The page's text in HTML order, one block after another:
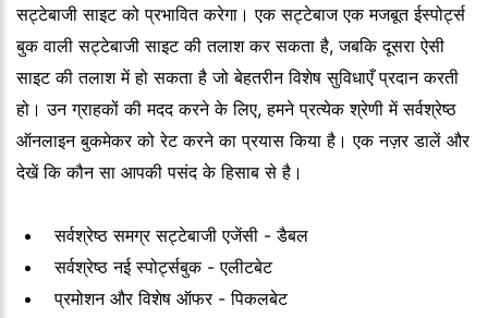
सट्टेबाजी साइट को प्रभावित करेगा। एक सट्टेबाज एक मजबूत ईस्पोर्ट्स
बुक वाली सट्टेबाजी साइट की तलाश कर सकता है, जबकि दूसरा ऐसी
साइट की तलाश में हो सकता है जो बेहतरीन विशेष सुविधाएँ प्रदान करती
हो। उन ग्राहकों की मदद करने के लिए, हमने प्रत्येक श्रेणी में सर्वश्रेष्ठ
ऑनलाइन बुकमेकर को रेट करने का प्रयास किया है। एक नज़र डालें और
देखें कि कौन सा आपकी पसंद के हिसाब से है।
सर्वश्रेष्ठ समग्र सट्टेबाजी एजेंसी - डैबल
सर्वश्रेष्ठ नई स्पोर्ट्सबुक - एलीटबेट
प्रमोशन और विशेष ऑफर - पिकलबेट